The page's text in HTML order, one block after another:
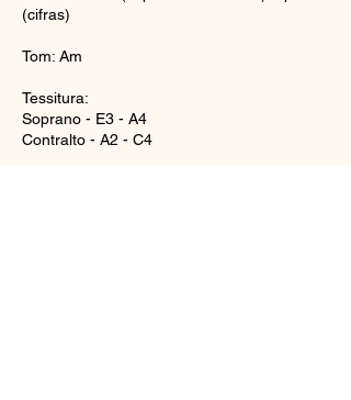
(cifras)
Tom: Am
Tessitura:
Soprano - E3 - A4
Contralto - A2 - C4